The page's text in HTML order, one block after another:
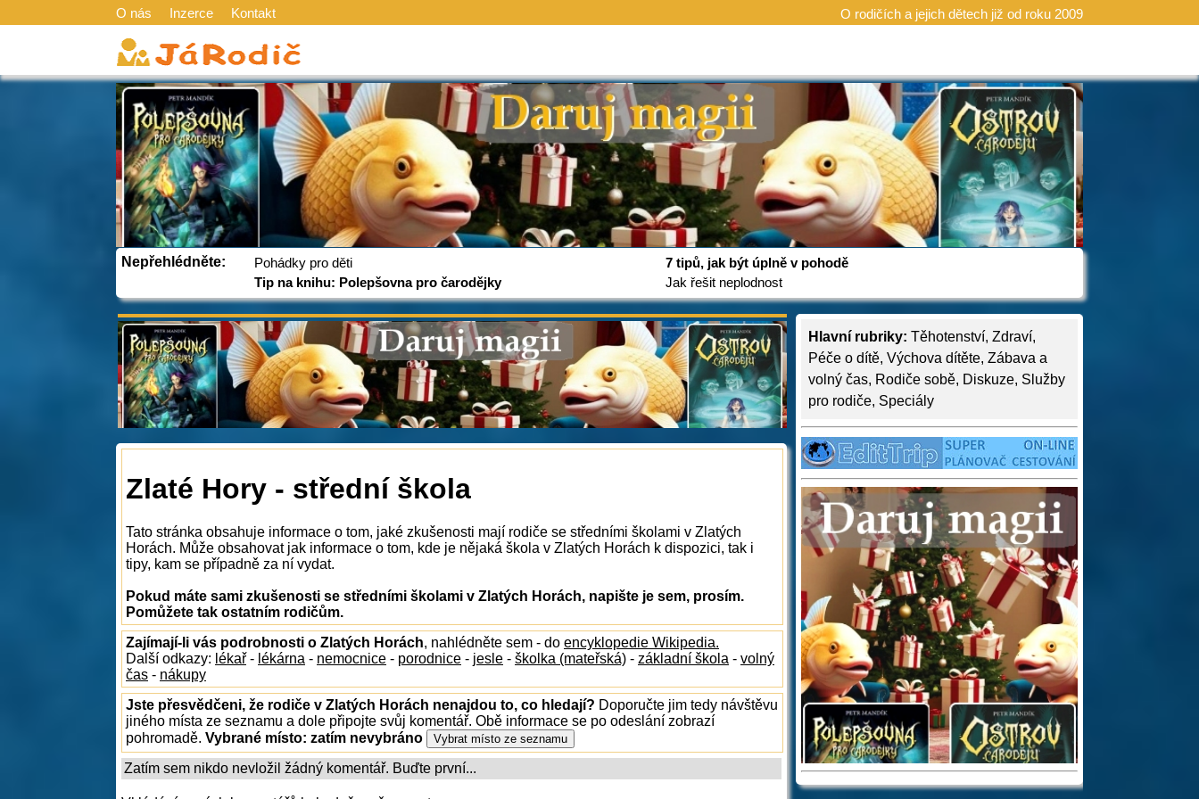
O nás Inzerce Kontakt O rodičích a jejich dětech již od roku 2009
Nepřehlédněte:
Pohádky pro děti
Tip na knihu: Polepšovna pro čarodějky
7 tipů, jak být úplně v pohodě
Jak řešit neplodnost
Hlavní rubriky: Těhotenství, Zdraví,
Péče o dítě, Výchova dítěte, Zábava a
volný čas, Rodiče sobě, Diskuze, Služby
pro rodiče, Speciály
Zlaté Hory - střední škola
Tato stránka obsahuje informace o tom, jaké zkušenosti mají rodiče se středními školami v Zlatých
Horách. Může obsahovat jak informace o tom, kde je nějaká škola v Zlatých Horách k dispozici, tak i
tipy, kam se případně za ní vydat.
Pokud máte sami zkušenosti se středními školami v Zlatých Horách, napište je sem, prosím.
Pomůžete tak ostatním rodičům.
Zajímají-li vás podrobnosti o Zlatých Horách, nahlédněte sem - do encyklopedie Wikipedia.
Další odkazy: lékař - lékárna - nemocnice - porodnice - jesle - školka (mateřská) - základní škola - volný
čas - nákupy
Jste přesvědčeni, že rodiče v Zlatých Horách nenajdou to, co hledají? Doporučte jim tedy návštěvu
jiného místa ze seznamu a dole připojte svůj komentář. Obě informace se po odeslání zobrazí
pohromadě. Vybrané místo: zatím nevybráno
Zatím sem nikdo nevložil žádný komentář. Buďte první...